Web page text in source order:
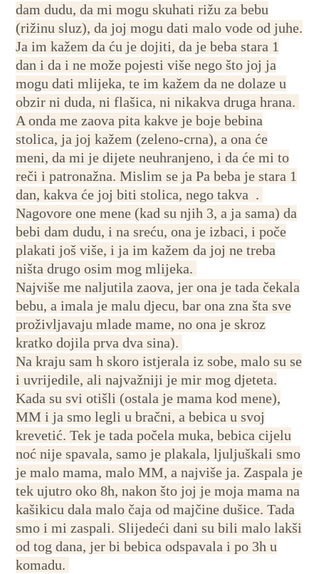
dam dudu, da mi mogu skuhati rižu za bebu
(rižinu sluz), da joj mogu dati malo vode od juhe.
Ja im kažem da ću je dojiti, da je beba stara 1
dan i da i ne može pojesti više nego što joj ja
mogu dati mlijeka, te im kažem da ne dolaze u
obzir ni duda, ni flašica, ni nikakva druga hrana.
A onda me zaova pita kakve je boje bebina
stolica, ja joj kažem (zeleno-crna), a ona će
meni, da mi je dijete neuhranjeno, i da će mi to
reči i patronažna. Mislim se ja Pa beba je stara 1
dan, kakva će joj biti stolica, nego takva .
Nagovore one mene (kad su njih 3, a ja sama) da
bebi dam dudu, i na sreću, ona je izbaci, i poče
plakati još više, i ja im kažem da joj ne treba
ništa drugo osim mog mlijeka.
Najviše me naljutila zaova, jer ona je tada čekala
bebu, a imala je malu djecu, bar ona zna šta sve
proživljavaju mlade mame, no ona je skroz
kratko dojila prva dva sina).
Na kraju sam h skoro istjerala iz sobe, malo su se
i uvrijedile, ali najvažniji je mir mog djeteta.
Kada su svi otišli (ostala je mama kod mene),
MM i ja smo legli u bračni, a bebica u svoj
krevetić. Tek je tada počela muka, bebica cijelu
noć nije spavala, samo je plakala, ljuljuškali smo
je malo mama, malo MM, a najviše ja. Zaspala je
tek ujutro oko 8h, nakon što joj je moja mama na
kašikicu dala malo čaja od majčine dušice. Tada
smo i mi zaspali. Slijedeći dani su bili malo lakši
od tog dana, jer bi bebica odspavala i po 3h u
komadu.